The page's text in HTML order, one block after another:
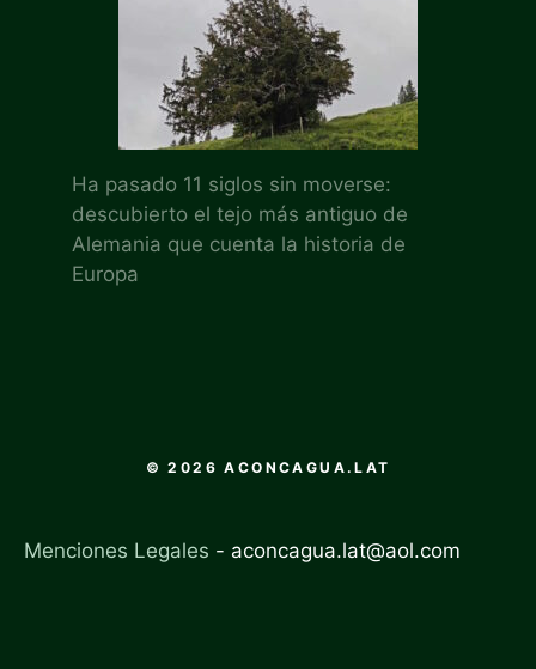
Ha pasado 11 siglos sin moverse:
descubierto el tejo más antiguo de
Alemania que cuenta la historia de
Europa
© 2026 ACONCAGUA.LAT
Menciones Legales - aconcagua.lat@aol.com